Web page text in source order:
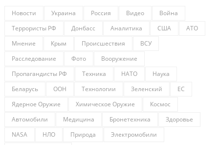
Новости Украина Россия Видео
Война
Террористы РФ
Донбасс Аналитика США
АТО
Мнение
Крым Происшествия
ВСУ
Расследование
Фото
Вооружение
Пропагандисты РФ
Техника НАТО
Наука
Беларусь
ООН Технологии Зеленский
ЕС
Ядерное Оружие
Химическое Оружие
Космос
Автомобили
Медицина Бронетехника
Здоровье
NASA
НЛО Природа Электромобили